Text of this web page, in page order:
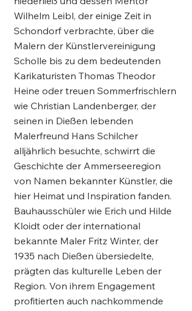
Wilhelm Leibl, der einige Zeit in
Schondorf verbrachte, über die
Malern der Künstlervereinigung
Scholle bis zu dem bedeutenden
Karikaturisten Thomas Theodor
Heine oder treuen Sommerfrischlern
wie Christian Landenberger, der
seinen in Dießen lebenden
Malerfreund Hans Schilcher
alljährlich besuchte, schwirrt die
Geschichte der Ammerseeregion
von Namen bekannter Künstler, die
hier Heimat und Inspiration fanden.
Bauhausschüler wie Erich und Hilde
Kloidt oder der international
bekannte Maler Fritz Winter, der
1935 nach Dießen übersiedelte,
prägten das kulturelle Leben der
Region. Von ihrem Engagement
profitierten auch nachkommende